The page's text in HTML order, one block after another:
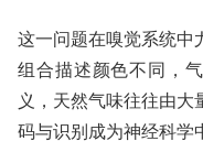
这一问题在嗅觉系统中
组合描述颜色不同，
义，天然气味往往由大
码与识别成为神经科学